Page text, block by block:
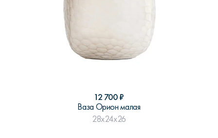
12 700₽
Ваза Орион малая
28x24x26